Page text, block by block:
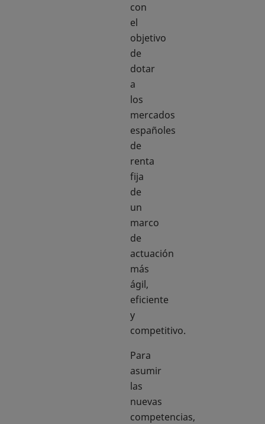
con
el
objetivo
de
dotar
a
los
mercados
españoles
de
renta
fija
de
un
marco
de
actuación
más
ágil,
eficiente
y
competitivo.
Para
asumir
las
nuevas
competencias,